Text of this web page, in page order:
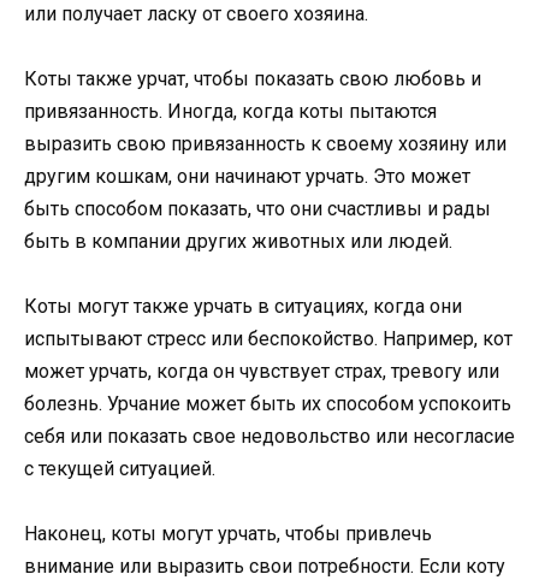
или получает ласку от своего хозяина.
Коты также урчат, чтобы показать свою любовь и
привязанность. Иногда, когда коты пытаются
выразить свою привязанность к своему хозяину или
другим кошкам, они начинают урчать. Это может
быть способом показать, что они счастливы и рады
быть в компании других животных или людей.
Коты могут также урчать в ситуациях, когда они
испытывают стресс или беспокойство. Например, кот
может урчать, когда он чувствует страх, тревогу или
болезнь. Урчание может быть их способом успокоить
себя или показать свое недовольство или несогласие
с текущей ситуацией.
Наконец, коты могут урчать, чтобы привлечь
внимание или выразить свои потребности. Если коту